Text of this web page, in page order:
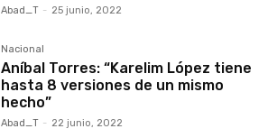
Abad_T - 25 junio, 2022
Nacional
Aníbal Torres: “Karelim López tiene
hasta 8 versiones de un mismo
hecho”
Abad_T - 22 junio, 2022